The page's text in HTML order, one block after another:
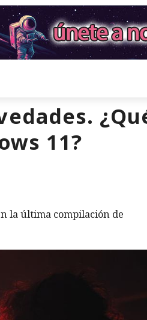
11?
la última compilación de